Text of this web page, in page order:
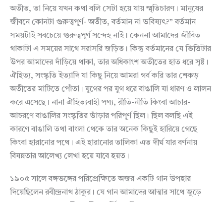
অতীত, তা নিয়ে যখন কথা বলি সেটা হয়ে যায় স্মৃতিচারণ। মানুষের
জীবনে কোনটা গুরুত্বপূর্ণ- অতীত, বর্তমান না ভবিষ্যৎ?” বর্তমান
সময়টাই সবচেয়ে গুরুত্বপূর্ণ সন্দেহ নাই। কেননা আমাদের জীবিত
থাকাটা এ সময়ের সাথে সরাসরি জড়িত। কিন্তু বর্তমানের যে ভিত্তিটার
উপর আমাদের দাঁড়িয়ে থাকা, তার অধিকাংশ অতীতের হাত ধরে সৃষ্ট।
ঐহিত্য, সংস্কৃতি ইত্যাদি যা কিছু নিয়ে আমরা গর্ব করি তার শেকড়
অতীতের মাটিতে পোঁতা। যুগের পর যুগ ধরে বাঙালি যা ধারণ ও লালন
করে এসেছে। নানা ঐহিত্যবাহী পণ্য, রীতি-নীতি কিংবা আচার-
আচরণে বাঙালির সংস্কৃতির ভাঁড়ার পরিপূর্ণ ছিল। ছিল বলছি এই
কারণে বাঙালি তথা বাংলা থেকে তার অনেক কিছুই হারিয়ে গেছে
কিংবা হারানোর পথে। এই হারানোর তালিকা এত দীর্ঘ যার বর্ণনায়
বিষন্নতার আলেখ্য লেখা হয়ে যাবে হয়ত।
১৯০৫ সালে বঙ্গভঙ্গের পরিপ্রেক্ষিতে অজর একটি গান উপহার
দিয়েছিলেন রবীন্দ্রনাথ ঠাকুর। যে গান আমাদের আত্মার সাথে জুড়ে